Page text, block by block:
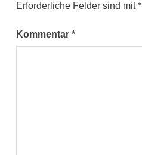
Erforderliche Felder sind mit*
Kommentar*